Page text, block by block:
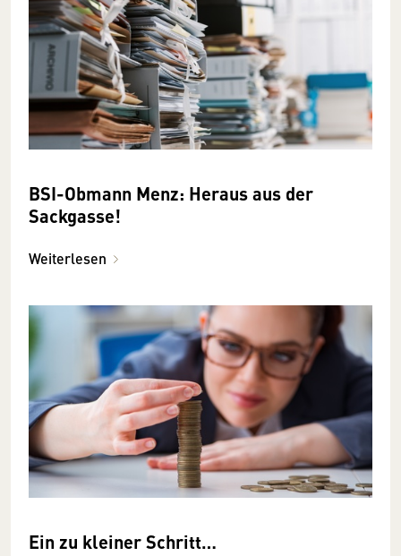
BSI-Obmann Menz: Heraus aus der
Sackgasse!
Weiterlesen
Ein zu kleiner Schritt…